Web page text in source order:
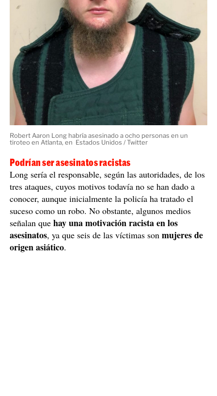
Robert Aaron Long habría asesinado a ocho personas en un
tiroteo en Atlanta, en Estados Unidos / Twitter
Podrían ser asesinatos racistas
Long sería el responsable, según las autoridades, de los
tres ataques, cuyos motivos todavía no se han dado a
conocer, aunque inicialmente la policía ha tratado el
suceso como un robo. No obstante, algunos medios
señalan que hay una motivación racista en los
asesinatos, ya que seis de las víctimas son mujeres de
origen asiático.